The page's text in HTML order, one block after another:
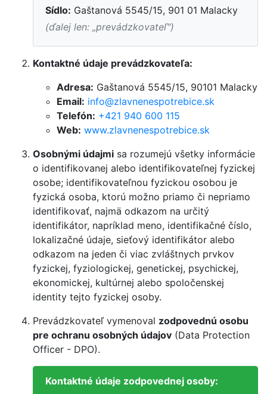
Sídlo: Gaštanová 5545/15, 901 01 Malacky
(ďalej len: „prevádzkovateľ")
Kontaktné údaje prevádzkovateľa:
Adresa: Gaštanová 5545/15, 90101 Malacky
Email: info@zlavnenespotrebice.sk
Telefón: +421 940 600 115
Web: www.zlavnenespotrebice.sk
Osobnými údajmi sa rozumejú všetky informácie
o identifikovanej alebo identifikovateľnej fyzickej
osobe; identifikovateľnou fyzickou osobou je
fyzická osoba, ktorú možno priamo či nepriamo
identifikovať, najmä odkazom na určitý
identifikátor, napríklad meno, identifikačné číslo,
lokalizačné údaje, sieťový identifikátor alebo
odkazom na jeden či viac zvláštnych prvkov
fyzickej, fyziologickej, genetickej, psychickej,
ekonomickej, kultúrnej alebo spoločenskej
identity tejto fyzickej osoby.
Prevádzkovateľ vymenoval zodpovednú osobu
pre ochranu osobných údajov (Data Protection
Officer - DPO).
Kontaktné údaje zodpovednej osoby: